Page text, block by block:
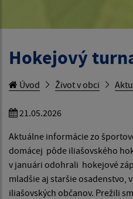
Hokejový
Úvod Život v obci
21.05.2026
Aktuálne informácie zo
domácej pôde iliašovského
v januári odohrali hokejové
mladšie aj staršie osadenstvo,
iliašovských občanov. Prežili